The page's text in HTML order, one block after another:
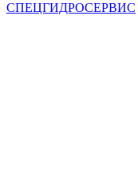
СПЕЦГИДРОСЕРВИС